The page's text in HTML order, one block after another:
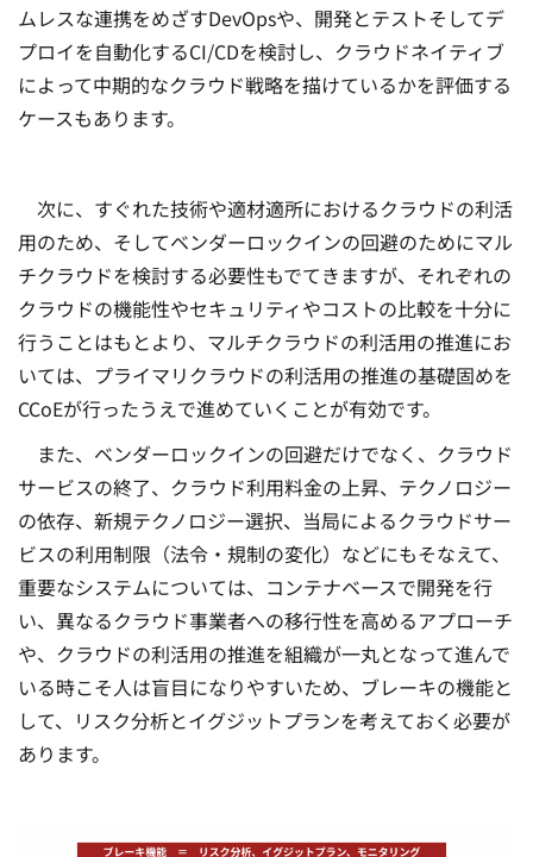
ムレスな連携をめざすDevOpsや、開発とテストそしてデ
プロイを自動化するCI/CDを検討し、クラウドネイティブ
によって中期的なクラウド戦略を描けているかを評価する
ケースもあります。
次に、すぐれた技術や適材適所におけるクラウドの利活
用のため、そしてベンダーロックインの回避のためにマル
チクラウドを検討する必要性もでてきますが、それぞれの
クラウドの機能性やセキュリティやコストの比較を十分に
行うことはもとより、マルチクラウドの利活用の推進にお
いては、プライマリクラウドの利活用の推進の基礎固めを
CCoEが行ったうえで進めていくことが有効です。
また、ベンダーロックインの回避だけでなく、クラウド
サービスの終了、クラウド利用料金の上昇、テクノロジー
の依存、新規テクノロジー選択、当局によるクラウドサー
ビスの利用制限（法令・規制の変化）などにもそなえて、
重要なシステムについては、コンテナベースで開発を行
い、異なるクラウド事業者への移行性を高めるアプローチ
や、クラウドの利活用の推進を組織が一丸となって進んで
いる時こそ人は盲目になりやすいため、ブレーキの機能と
して、リスク分析とイグジットプランを考えておく必要が
あります。